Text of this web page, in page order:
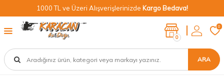
1000 TL ve Üzeri Alışverişlerinizde Kargo Bedava!
ARA
0
0